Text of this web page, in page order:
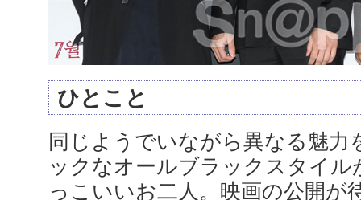
ひとこと
同じようでいながら異なる魅力
ックなオールブラックスタイ
っこいいお二人。映画の公開が